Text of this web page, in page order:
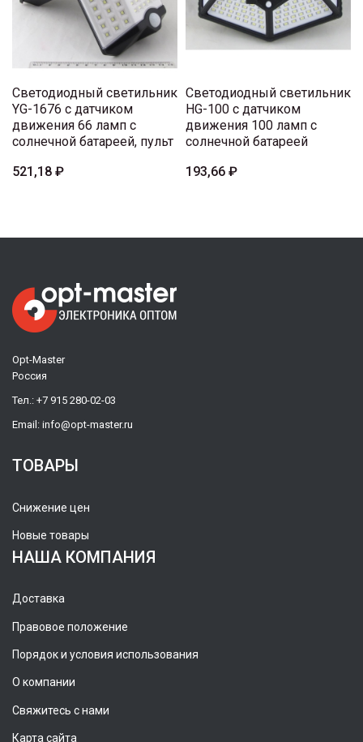
Светодиодный светильник
YG-1676 с датчиком
движения 66 ламп с
солнечной батареей, пульт
521,18 ₽
Светодиодный светильник
HG-100 с датчиком
движения 100 ламп с
солнечной батареей
193,66 ₽
Opt-Master
Россия
Тел.: +7 915 280-02-03
Email: info@opt-master.ru
ТОВАРЫ
Снижение цен
Новые товары
НАША КОМПАНИЯ
Доставка
Правовое положение
Порядок и условия использования
О компании
Свяжитесь с нами
Карта сайта